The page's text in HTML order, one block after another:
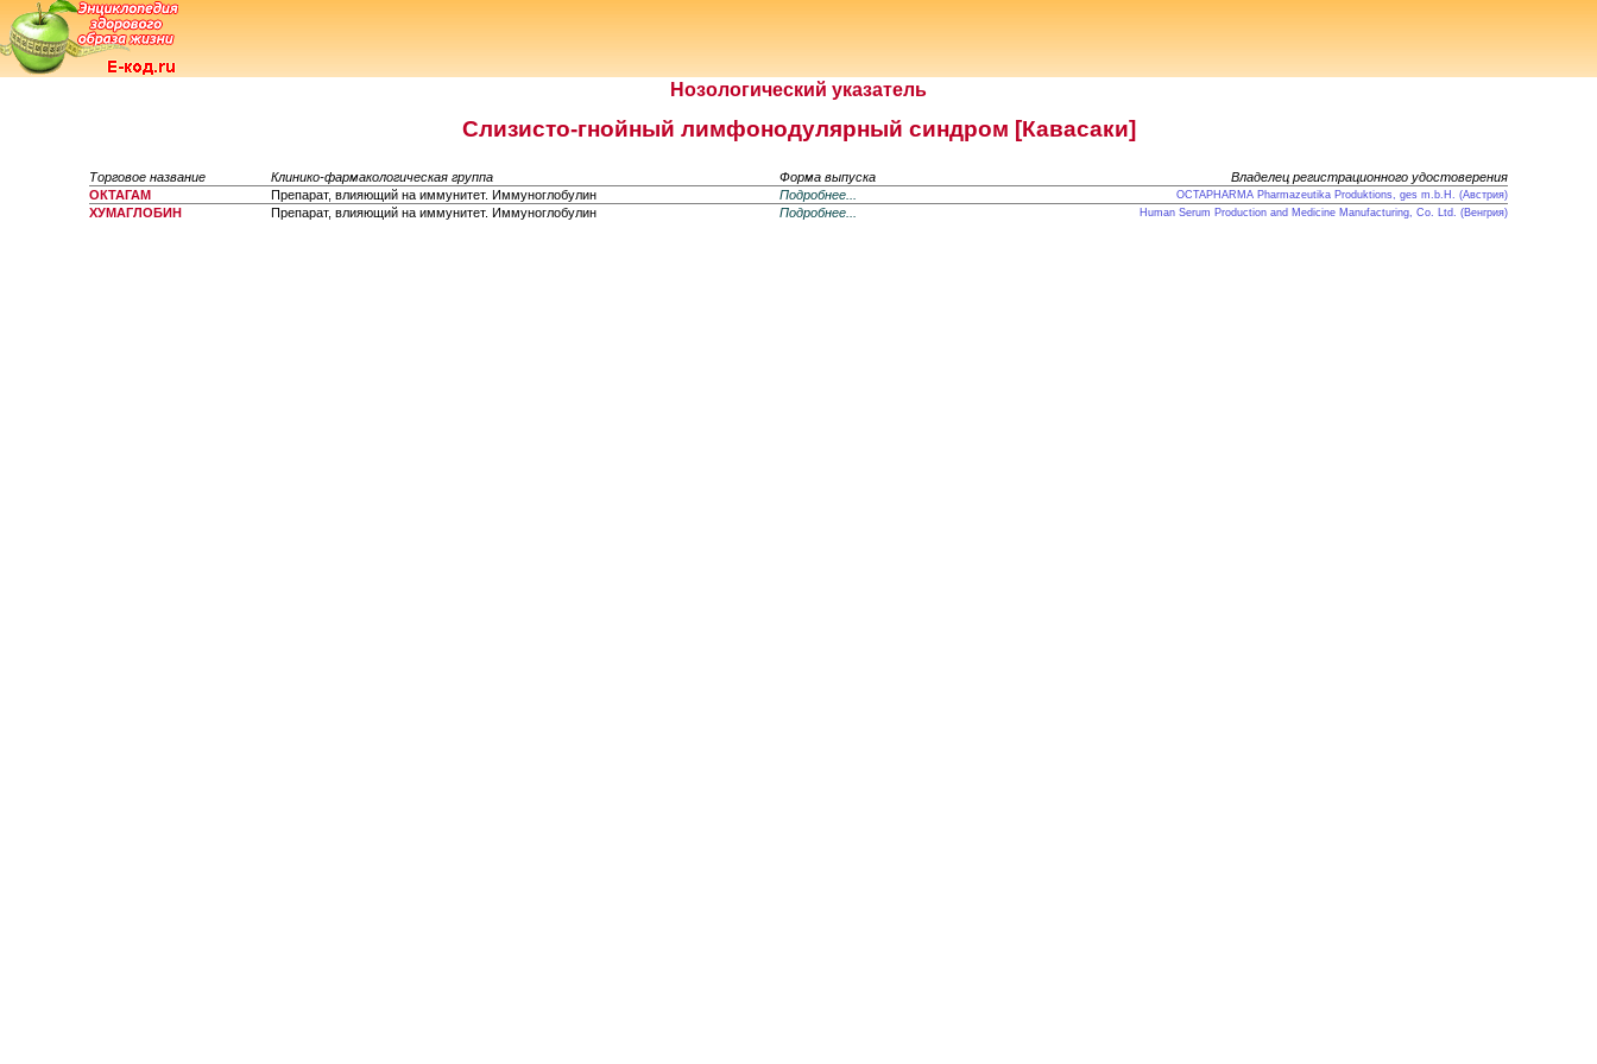
Нозологический указатель
Слизисто-гнойный лимфонодулярный синдром [Кавасаки]
Торговое название Клинико-фармакологическая группа Форма выпуска
Владелец регистрационного удостоверения
ОКТАГАМ
Препарат, влияющий на иммунитет. Иммуноглобулин Подробнее... OCTAPHARMA Pharmazeutika Produktions, ges m.b.H. (Австрия)
ХУМАГЛОБИН Препарат, влияющий на иммунитет. Иммуноглобулин Подробнее... Human Serum Production and Medicine Manufacturing, Co. Ltd. (Венгрия)